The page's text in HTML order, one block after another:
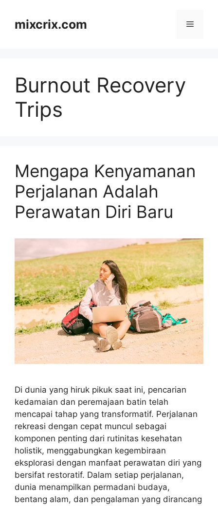
contentmixcrix.com Menu
Burnout Recovery
Trips
Mengapa Kenyamanan
Perjalanan Adalah
Perawatan Diri Baru
Di dunia yang hiruk pikuk saat ini, pencarian
kedamaian dan peremajaan batin telah
mencapai tahap yang transformatif. Perjalanan
rekreasi dengan cepat muncul sebagai
komponen penting dari rutinitas kesehatan
holistik, menggabungkan kegembiraan
eksplorasi dengan manfaat perawatan diri yang
bersifat restoratif. Dalam setiap perjalanan,
dunia menampilkan permadani budaya,
bentang alam, dan pengalaman yang dirancang